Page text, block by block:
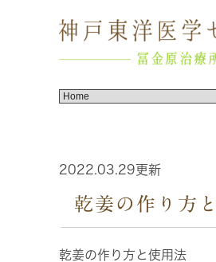
2022.03.29更新
乾姜の作り方
乾姜の作り方と使用法